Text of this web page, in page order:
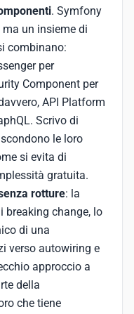
. Symfony
un insieme di
combinano:
per
Component per
API Platform
Scrivo di
le loro
si evita di
gratuita.
rotture: la
breaking change, lo
di una
verso autowiring e
approccio a
della
che tiene